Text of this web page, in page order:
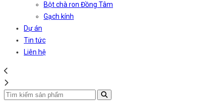
Bột chà ron Đồng Tâm
Gạch kính
Dự án
Tin tức
Liên hệ